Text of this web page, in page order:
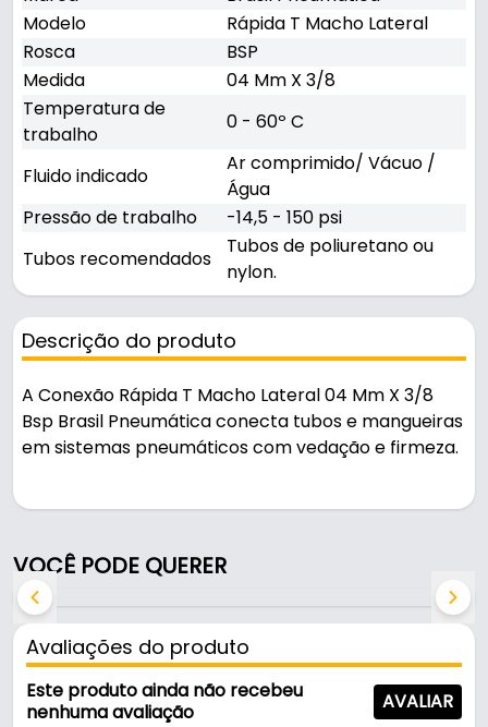
Modelo
Rápida T Macho Lateral
Rosca
BSP
Medida
04 Mm X 3/8
Temperatura de
trabalho
0 - 60º C
Fluido indicado
Ar comprimido/ Vácuo /
Água
Pressão de trabalho
-14,5 - 150 psi
Tubos recomendados
Tubos de poliuretano ou
nylon.
Descrição do produto
A Conexão Rápida T Macho Lateral 04 Mm X 3/8
Bsp Brasil Pneumática conecta tubos e mangueiras
em sistemas pneumáticos com vedação e firmeza.
Características:
- Marca: Brasil Pneumática
- Modelo: Rápida T Macho Lateral
- Rosca: BSP
- Medida: 04 Mm X 3/8
- Temperatura de trabalho: 0 - 60º C
- Fluido indicado: Ar comprimido/ Vácuo / Água
VOCÊ PODE QUERER
Avaliações do produto
Este produto ainda não recebeu
nenhuma avaliação
AVALIAR